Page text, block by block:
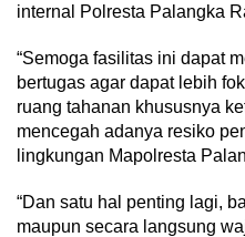
internal Polresta Palangka
“Semoga fasilitas ini dapat
bertugas agar dapat lebih
ruang tahanan khususnya
mencegah adanya resiko
lingkungan Mapolresta
“Dan satu hal penting lagi,
maupun secara langsung